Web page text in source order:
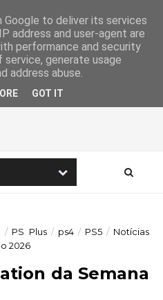
/ PS Plus / ps4 / PS5 / Notícias
2026
da Semana
to deliver its services
address and user-agent are
performance and security
generate usage
address abuse.
GOT IT